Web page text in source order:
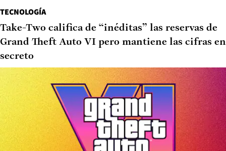
TECNOLOGÍA
Take-Two califica de “inéditas” las reservas de
Grand Theft Auto VI pero mantiene las cifras en
secreto